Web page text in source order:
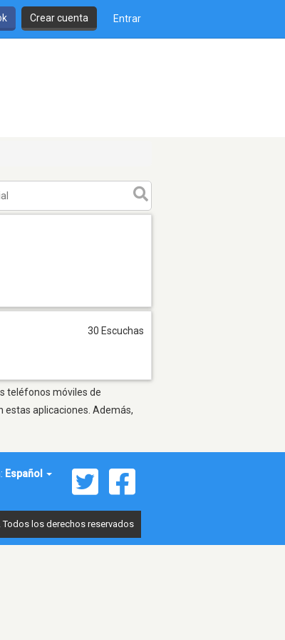
Crear cuenta Entrar
30 Escuchas
teléfonos móviles de
estas aplicaciones. Además,
Español
Todos los derechos reservados